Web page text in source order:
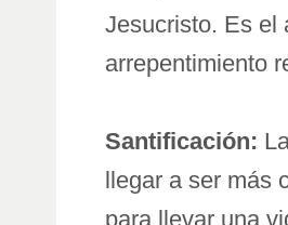
Jesucristo. Es el
arrepentimiento
Santificación:
llegar a ser más
para llevar una